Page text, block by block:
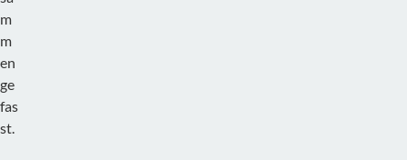
m
m
en
ge
fas
st.